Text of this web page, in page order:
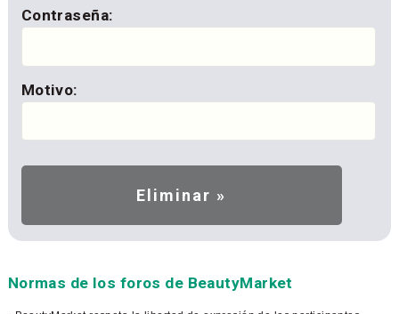
Contraseña:
Motivo:
Normas de los foros de BeautyMarket